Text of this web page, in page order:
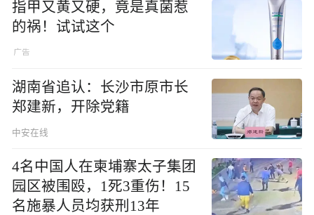
指甲又黄又硬，竟是真菌惹
的祸！试试这个
湖南省追认：长沙市原市长
郑建新，开除党籍
中安在线
4名中国人在柬埔寨太子集团
园区被围殴，1死3重伤！15
名施暴人员均获刑13年